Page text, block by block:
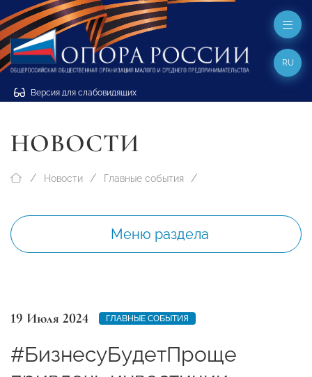
Версия для слабовидящих
RU
НОВОСТИ
Новости Главные события
Меню раздела
19 Июля 2024 ГЛАВНЫЕ СОБЫТИЯ
#БизнесуБудетПроще